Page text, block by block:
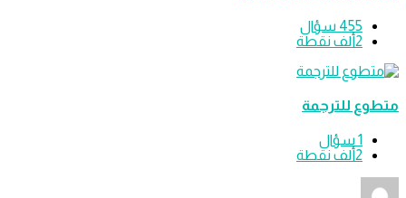
455
سؤال
نقطة
للترجمة
سؤال
نقطة